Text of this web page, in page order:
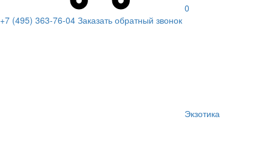
0
+7 (495) 363-76-04 Заказать обратный звонок
Экзотика